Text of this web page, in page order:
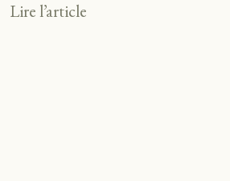
Lire l’article